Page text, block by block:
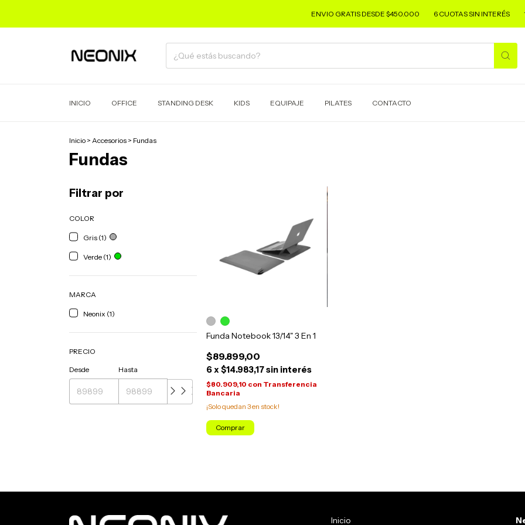
ENVIO GRATIS DESDE $450.000 6 CUOTAS SIN INTERÉS
INICIO OFFICE STANDING DESK KIDS EQUIPAJE PILATES CONTACTO
Inicio > Accesorios > Fundas
Fundas
Filtrar por
COLOR
Gris (1)
Verde (1)
MARCA
Neonix (1)
PRECIO
Desde Hasta
Funda Notebook 13/14" 3 En 1
$89.899,00
6x$14.983,17sin interés
$80.909,10 con Transferencia
Bancaria
¡Solo quedan3en stock!
Comprar
Inicio